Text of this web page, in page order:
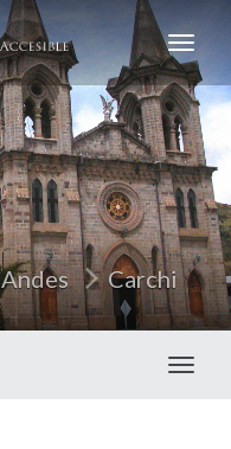
Andes Carchi